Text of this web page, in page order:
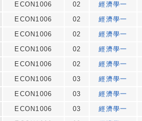
ECON1006 02
經濟學一
ECON1006 02
經濟學一
ECON1006 02
經濟學一
ECON1006 02
經濟學一
ECON1006 02
經濟學一
ECON1006 03
經濟學一
ECON1006 03
經濟學一
ECON1006 03
經濟學一